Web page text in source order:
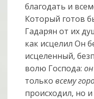
благодать и
Который готов
Гадарян от их
как исцелил Он
исцеленный,
волю Господа:
тольковсему
происходил, но